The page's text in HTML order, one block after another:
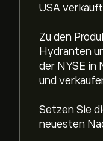
USA
Zu den
Hydranten
der NYSE in
und
Setzen Sie
neuesten